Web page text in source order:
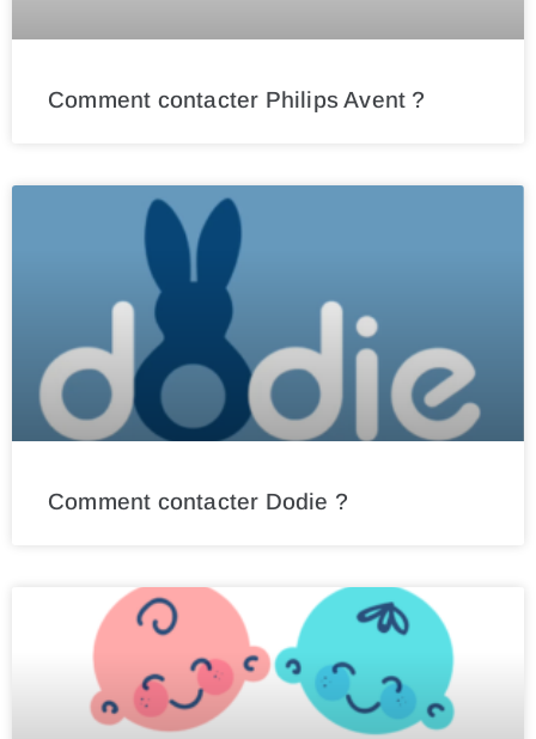
Comment contacter Philips Avent ?
Comment contacter Dodie ?